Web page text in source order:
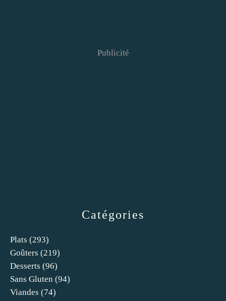
Catégories
Plats (293)
Goûters (219)
Desserts (96)
Sans Gluten (94)
Viandes (74)
Publicité